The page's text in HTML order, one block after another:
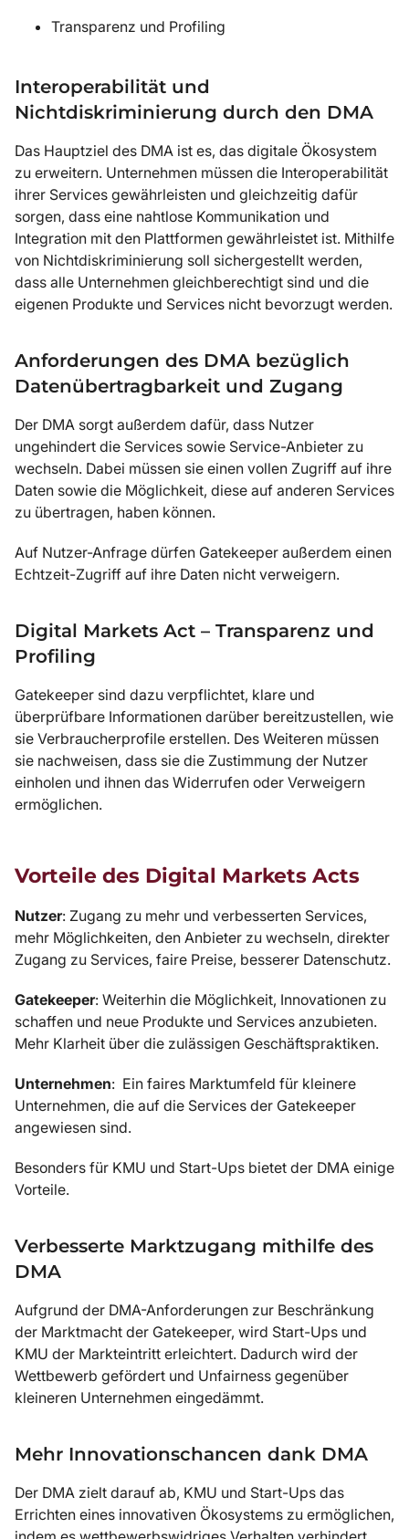
Transparenz und Profiling
Interoperabilität und
Nichtdiskriminierung durch den DMA
Das Hauptziel des DMA ist es, das digitale Ökosystem
zu erweitern. Unternehmen müssen die Interoperabilität
ihrer Services gewährleisten und gleichzeitig dafür
sorgen, dass eine nahtlose Kommunikation und
Integration mit den Plattformen gewährleistet ist. Mithilfe
von Nichtdiskriminierung soll sichergestellt werden,
dass alle Unternehmen gleichberechtigt sind und die
eigenen Produkte und Services nicht bevorzugt werden.
Anforderungen des DMA bezüglich
Datenübertragbarkeit und Zugang
Der DMA sorgt außerdem dafür, dass Nutzer
ungehindert die Services sowie Service-Anbieter zu
wechseln. Dabei müssen sie einen vollen Zugriff auf ihre
Daten sowie die Möglichkeit, diese auf anderen Services
zu übertragen, haben können.
Auf Nutzer-Anfrage dürfen Gatekeeper außerdem einen
Echtzeit-Zugriff auf ihre Daten nicht verweigern.
Digital Markets Act – Transparenz und
Profiling
Gatekeeper sind dazu verpflichtet, klare und
überprüfbare Informationen darüber bereitzustellen, wie
sie Verbraucherprofile erstellen. Des Weiteren müssen
sie nachweisen, dass sie die Zustimmung der Nutzer
einholen und ihnen das Widerrufen oder Verweigern
ermöglichen.
Vorteile des Digital Markets Acts
Nutzer: Zugang zu mehr und verbesserten Services,
mehr Möglichkeiten, den Anbieter zu wechseln, direkter
Zugang zu Services, faire Preise, besserer Datenschutz.
Gatekeeper: Weiterhin die Möglichkeit, Innovationen zu
schaffen und neue Produkte und Services anzubieten.
Mehr Klarheit über die zulässigen Geschäftspraktiken.
Unternehmen: Ein faires Marktumfeld für kleinere
Unternehmen, die auf die Services der Gatekeeper
angewiesen sind.
Besonders für KMU und Start-Ups bietet der DMA einige
Vorteile.
Verbesserte Marktzugang mithilfe des
DMA
Aufgrund der DMA-Anforderungen zur Beschränkung
der Marktmacht der Gatekeeper, wird Start-Ups und
KMU der Markteintritt erleichtert. Dadurch wird der
Wettbewerb gefördert und Unfairness gegenüber
kleineren Unternehmen eingedämmt.
Mehr Innovationschancen dank DMA
Der DMA zielt darauf ab, KMU und Start-Ups das
Errichten eines innovativen Ökosystems zu ermöglichen,